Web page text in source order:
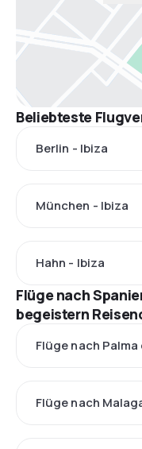
Beliebteste
Berlin - Ibiza
München - Ibiza
Hahn - Ibiza
Flüge nach
begeistern
Flüge nach
Flüge nach